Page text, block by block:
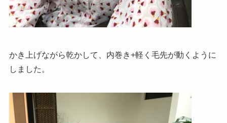
かき上げながら乾かして、内巻き+軽く毛先が動くように
しました。